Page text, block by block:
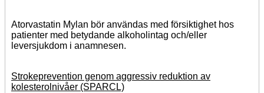
Atorvastatin Mylan bör användas med försiktighet hos
patienter med betydande alkoholintag och/eller
leversjukdom i anamnesen.
Strokeprevention genom aggressiv reduktion av
kolesterolnivåer (SPARCL)